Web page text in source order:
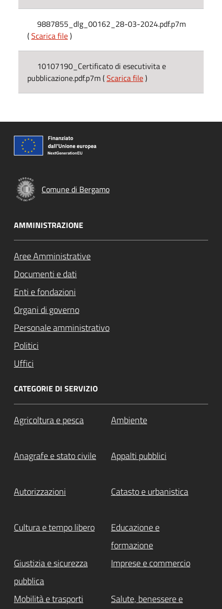
9887855_dlg_00162_28-03-2024.pdf.p7m
(Scarica file)
10107190_Certificato di esecutivita e
pubblicazione.pdf.p7m (Scarica file)
Comune di Bergamo
AMMINISTRAZIONE
Aree Amministrative
Documenti e dati
Enti e fondazioni
Organi di governo
Personale amministrativo
Politici
Uffici
CATEGORIE DI SERVIZIO
Agricoltura e pesca Ambiente
Anagrafe e stato civile Appalti pubblici
Autorizzazioni Catasto e urbanistica
Cultura e tempo libero
Educazione e
formazione
Giustizia e sicurezza
pubblica
Imprese e commercio
Mobilità e trasporti
Salute, benessere e